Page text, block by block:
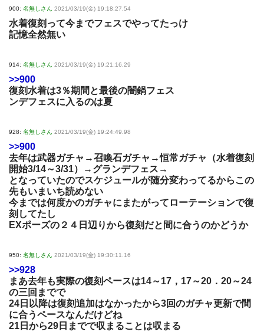
900: 名無しさん 2021/03/19(金) 19:18:27.54
水着復刻って今までフェスでやってたっけ
記憶全然無い
914: 名無しさん 2021/03/19(金) 19:21:16.29
>>900
復刻水着は3％期間と最後の闇鍋フェス
ンデフェスに入るのは夏
928: 名無しさん 2021/03/19(金) 19:24:49.98
>>900
去年は武器ガチャ→召喚石ガチャ→恒常ガチャ（水着復刻
開始3/14～3/31）→グランデフェス→
となっていたのでスケジュールが随分変わってるからこの
先もいまいち読めない
今までは何度かのガチャにまたがってローテーションで復
刻してたし
EXポーズの２４日辺りから復刻だと間に合うのかどうか
950: 名無しさん 2021/03/19(金) 19:30:11.16
>>928
まあ去年も実際の復刻ペースは14～17，17～20．20～24
の三回までで
24日以降は復刻追加はなかったから3回のガチャ更新で間
に合うペースなんだけどね
21日から29日までで収まることは収まる